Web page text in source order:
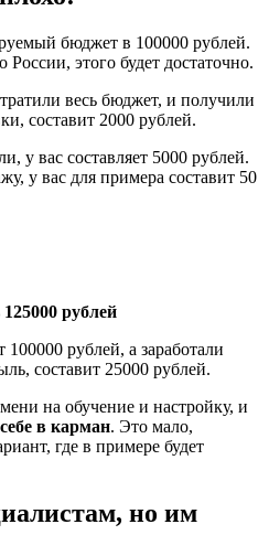
бюджет в 100000 рублей.
этого будет достаточно.
весь бюджет, и получили
составит 2000 рублей.
у вас составляет 5000 рублей.
у вас для примера составит 50
рублей
рублей, а заработали
составит 25000 рублей.
на обучение и настройку, и
в карман. Это мало,
где в примере будет
но им